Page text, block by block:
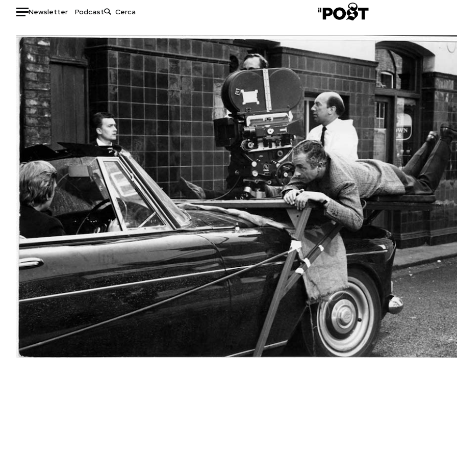
Newsletter Podcast
Auto
HOME
Italia
Mondo
Politica
Tecnologia
Internet
Scienza
Cultura
Economia
Sport
Moda
Libri
Storie/Idee
Ok Boomer!
Media
Europa
Altrecose
Mondiali calcio 2026
PODCAST
NEWSLETTER
I MIEI PREFERITI